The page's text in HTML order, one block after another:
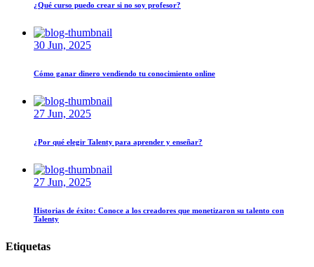
¿Qué curso puedo crear si no soy profesor?
30 Jun, 2025
Cómo ganar dinero vendiendo tu conocimiento online
27 Jun, 2025
¿Por qué elegir Talenty para aprender y enseñar?
27 Jun, 2025
Historias de éxito: Conoce a los creadores que monetizaron su talento con
Talenty
Etiquetas